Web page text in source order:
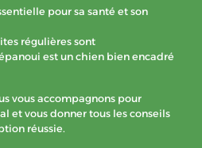
pour sa santé et son
régulières sont
est un chien bien encadré
vous accompagnons pour
et vous donner tous les conseils
réussie.